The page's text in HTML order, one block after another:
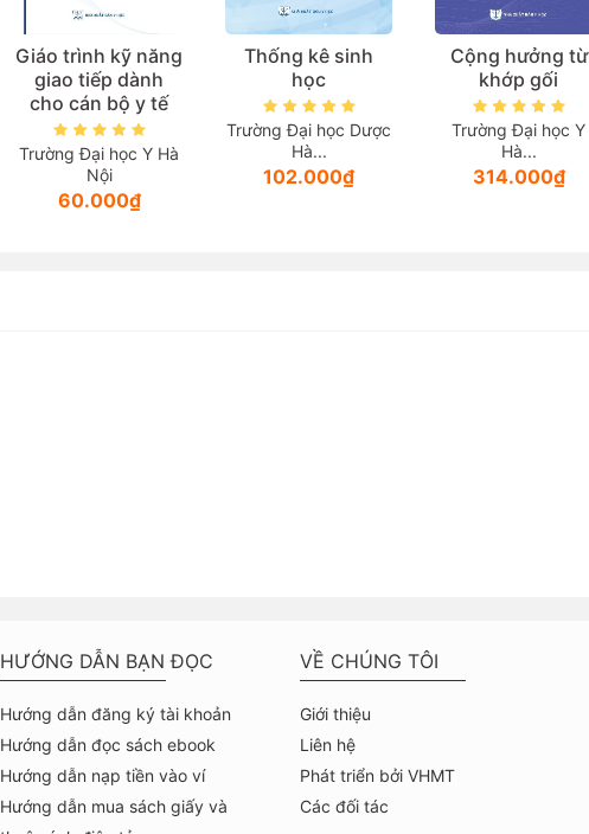
Giáo trình kỹ năng
giao tiếp dành
cho cán bộ y tế
Trường Đại học Y Hà
Nội
60.000₫
Thống kê sinh
học
Trường Đại học Dược
Hà...
102.000₫
Cộng hưởng từ
khớp gối
Trường Đại học Y
Hà...
314.000₫
HƯỚNG DẪN BẠN ĐỌC
Hướng dẫn đăng ký tài khoản
Hướng dẫn đọc sách ebook
Hướng dẫn nạp tiền vào ví
Hướng dẫn mua sách giấy và
VỀ CHÚNG TÔI
Giới thiệu
Liên hệ
Phát triển bởi VHMT
Các đối tác